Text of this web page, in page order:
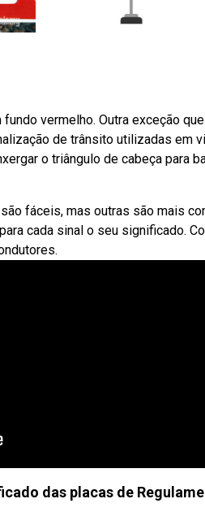
vermelho. Outra exceção
de trânsito utilizadas em
o triângulo de cabeça para
fáceis, mas outras são mais
cada sinal o seu significado.
das placas de